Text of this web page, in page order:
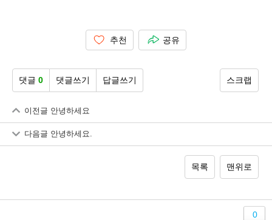
추천 공유
댓글 0 댓글쓰기 답글쓰기 스크랩
이전글 안녕하세요
다음글 안녕하세요.
목록 맨위로
0